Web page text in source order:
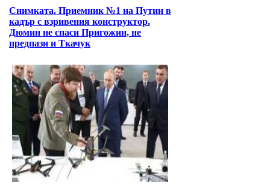
Снимката. Приемник №1 на Путин в
кадър с взривения конструктор.
Дюмин не спаси Пригожин, не
предпази и Ткачук